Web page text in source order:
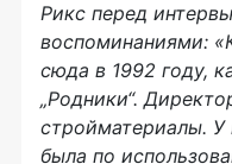
Рикс перед
воспоминаниями:
сюда в 1992 году,
„Родники“.
стройматериалы. У
была по